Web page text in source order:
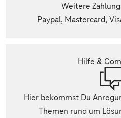
Weitere
Paypal, Mastercard,
Hilfe &
Hier bekommst Du
Themen rund um